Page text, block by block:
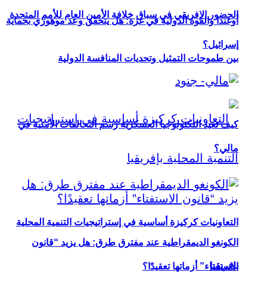
الحضور الإفريقي في سباق خلافة الأمين العام للأمم المتحدة
بين طموحات التمثيل وتحديات المنافسة الدولية
التعاونيات كركيزة أساسية في إستراتيجيات التنمية المحلية
بإفريقيا
أوغندا والقوة الدولية في غزة: هل يتحقق وعد موهوزي بحماية
إسرائيل؟
كيف تعيد التكنولوجيا العسكرية رسم التحالفات الأمنية في
مالي؟
الكونغو الديمقراطية عند مفترق طرق: هل يزيد “قانون
الاستفتاء” أزماتها تعقيدًا؟